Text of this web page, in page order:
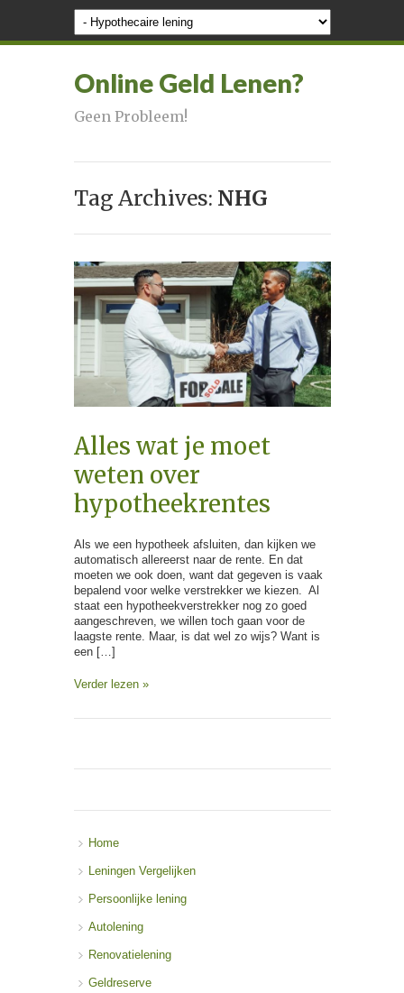
Online Geld Lenen?
Geen Probleem!
Tag Archives: NHG
Alles wat je moet
weten over
hypotheekrentes
Als we een hypotheek afsluiten, dan kijken we
automatisch allereerst naar de rente. En dat
moeten we ook doen, want dat gegeven is vaak
bepalend voor welke verstrekker we kiezen. Al
staat een hypotheekverstrekker nog zo goed
aangeschreven, we willen toch gaan voor de
laagste rente. Maar, is dat wel zo wijs? Want is
een […]
Verder lezen »
Home
Leningen Vergelijken
Persoonlijke lening
Autolening
Renovatielening
Geldreserve